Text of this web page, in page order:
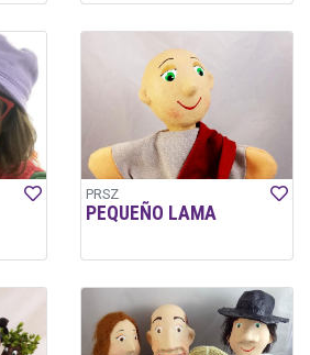
PRSZ
PEQUEÑO LAMA